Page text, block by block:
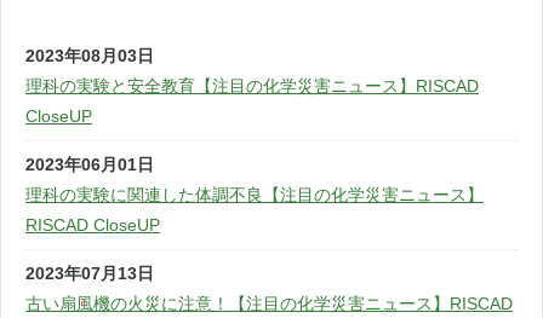
2023年08月03日
理科の実験と安全教育【注目の化学災害ニュース】RISCAD
CloseUP
2023年06月01日
理科の実験に関連した体調不良【注目の化学災害ニュース】
RISCAD CloseUP
2023年07月13日
古い扇風機の火災に注意！【注目の化学災害ニュース】RISCAD